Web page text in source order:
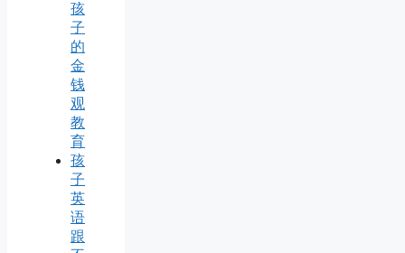
孩
子
的
金
钱
观
教
育
孩
子
英
语
跟